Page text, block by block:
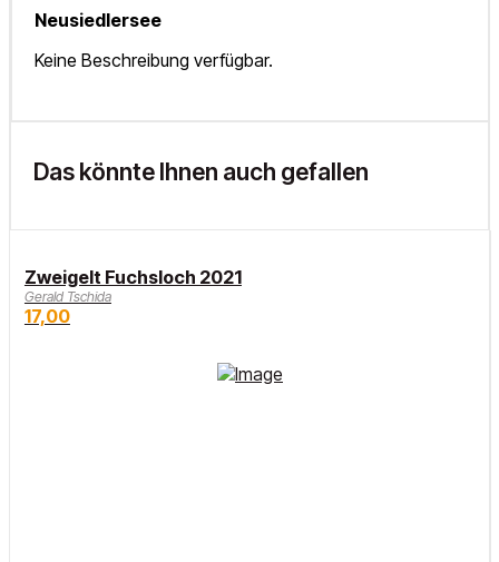
Neusiedlersee
Keine Beschreibung verfügbar.
Das könnte Ihnen auch gefallen
Zweigelt Fuchsloch 2021
Gerald Tschida
17,00